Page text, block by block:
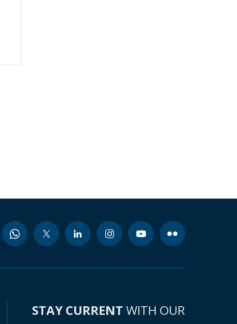
STAY CURRENT WITH OUR